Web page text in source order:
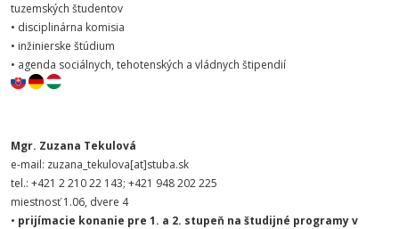
tuzemských študentov
• disciplinárna komisia
• inžinierske štúdium
• agenda sociálnych, tehotenských a vládnych štipendií
Mgr. Zuzana Tekulová
e-mail: zuzana_tekulova[at]stuba.sk
tel.: +421 2 210 22 143; +421 948 202 225
miestnosť 1.06, dvere 4
• prijímacie konanie pre 1. a 2. stupeň na študijné programy v